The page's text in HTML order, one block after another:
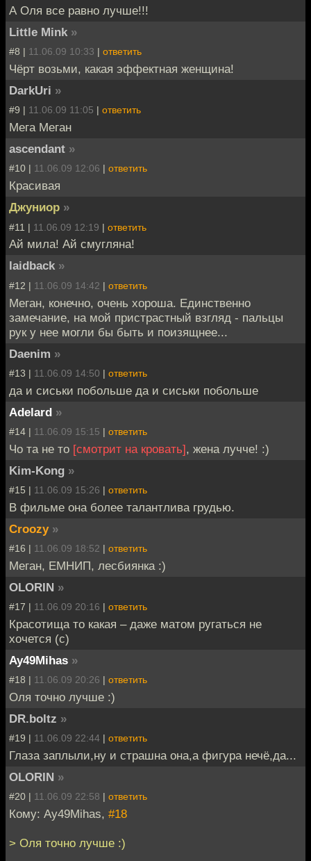
А Оля все равно лучше!!!
Little Mink »
#8 | 11.06.09 10:33 | ответить
Чёрт возьми, какая эффектная женщина!
DarkUri »
#9 | 11.06.09 11:05 | ответить
Мега Меган
ascendant »
#10 | 11.06.09 12:06 | ответить
Красивая
Джуниор »
#11 | 11.06.09 12:19 | ответить
Ай мила! Ай смугляна!
laidback »
#12 | 11.06.09 14:42 | ответить
Меган, конечно, очень хороша. Единственно
замечание, на мой пристрастный взгляд - пальцы
рук у нее могли бы быть и поизящнее...
Daenim »
#13 | 11.06.09 14:50 | ответить
да и сиськи побольше да и сиськи побольше
Adelard »
#14 | 11.06.09 15:15 | ответить
Чо та не то [смотрит на кровать], жена лучче! :)
Kim-Kong »
#15 | 11.06.09 15:26 | ответить
В фильме она более талантлива грудью.
Croozy »
#16 | 11.06.09 18:52 | ответить
Меган, ЕМНИП, лесбиянка :)
OLORIN »
#17 | 11.06.09 20:16 | ответить
Красотища то какая – даже матом ругаться не
хочется (с)
Ay49Mihas »
#18 | 11.06.09 20:26 | ответить
Оля точно лучше :)
DR.boltz »
#19 | 11.06.09 22:44 | ответить
Глаза заплыли,ну и страшна она,а фигура нечё,да...
OLORIN »
#20 | 11.06.09 22:58 | ответить
Кому: Ay49Mihas, #18
> Оля точно лучше :)